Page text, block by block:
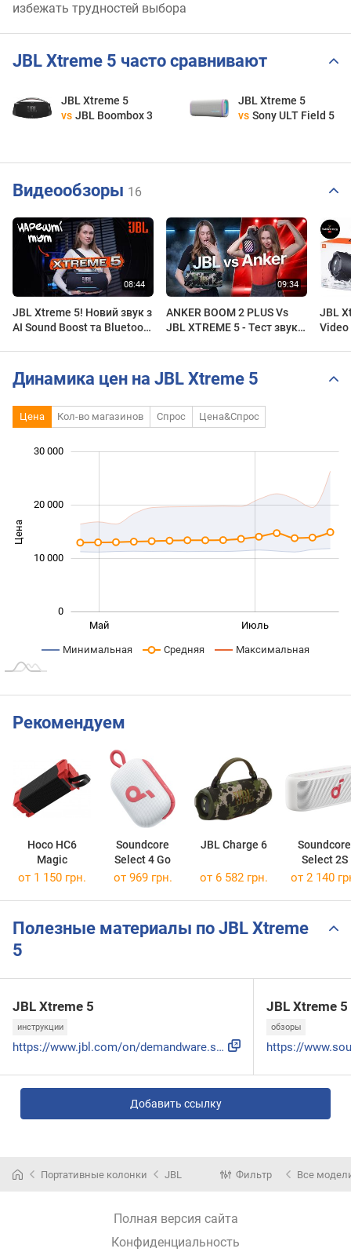
избежать трудностей выбора
JBL Xtreme 5 часто сравнивают
JBL Xtreme 5
vs JBL Boombox 3
JBL Xtreme 5
vs Sony ULT Field 5
Видеообзоры 16
JBL Xtreme 5! Новий звук з
AI Sound Boost та Bluetooth
ANKER BOOM 2 PLUS Vs
JBL XTREME 5 - Тест звуку
JBL
Динамика цен на JBL Xtreme 5
Цена Кол-во магазинов Спрос Цена&Спрос
Цена
0
10 000
20 000
30 000
Май Июль
Минимальная Средняя Максимальная
Рекомендуем
Hoco HC6
Magic
Soundcore
Select 4 Go
JBL Charge 6
Soundcore
Select 2S
от 1 150 грн. от 969 грн. от 6 582 грн. от 2 140
Полезные материалы по JBL Xtreme
5
JBL Xtreme 5
инструкции
https://www.jbl.com/on/demandware.static/-/Sites-masterCata...
JBL Xtreme 5
обзоры
Добавить ссылку
Портативные колонки JBL Фильтр Все
Полная версия сайта
Конфиденциальность